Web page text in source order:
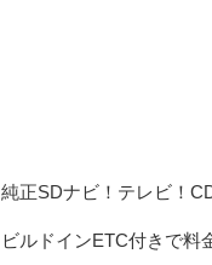
純正SDナビ！テレビ！
ビルドインETC付きで料